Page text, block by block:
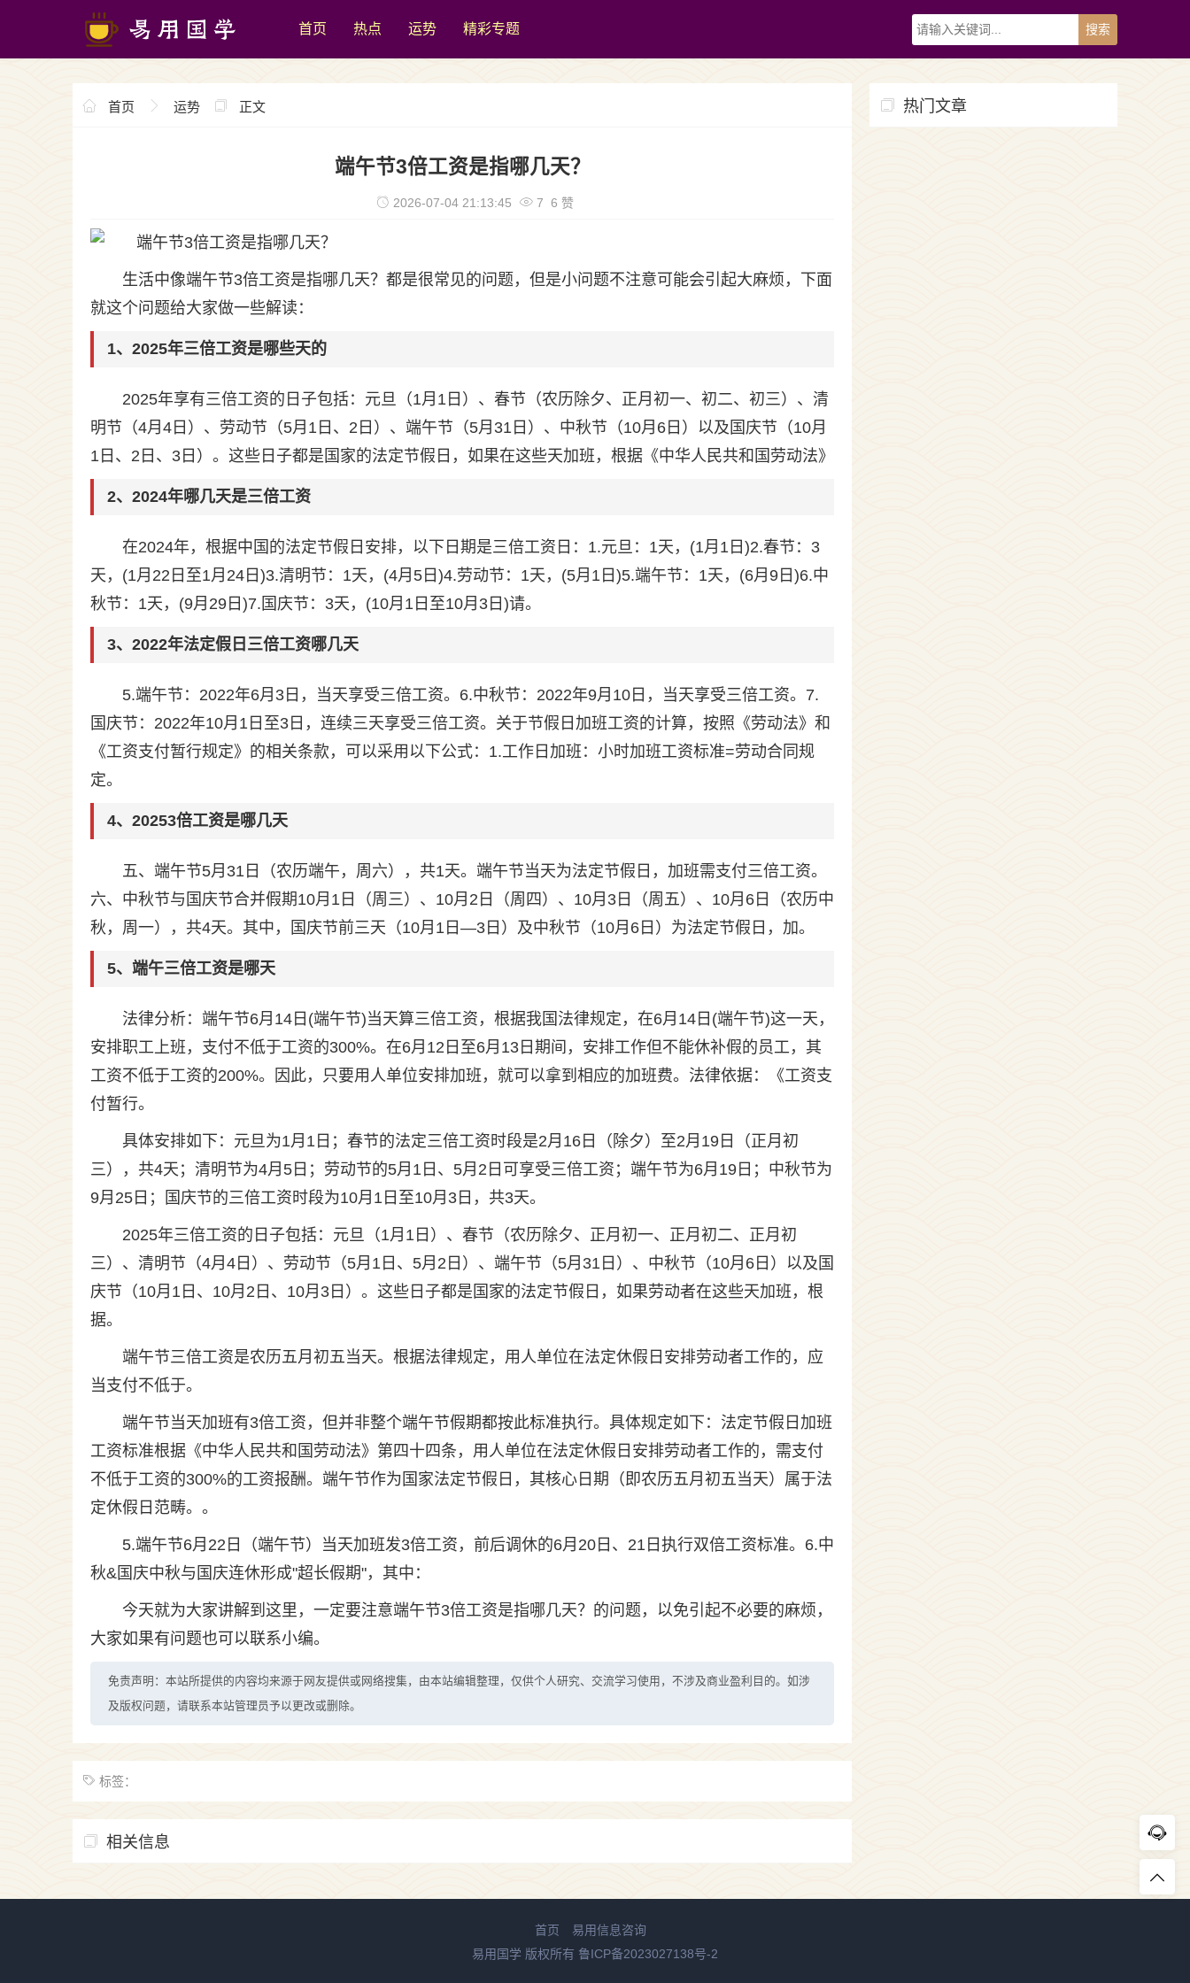
首页 热点 运势 精彩专题
首页 运势 正文
端午节3倍工资是指哪几天？
2026-07-04 21:13:45 7 6 赞
生活中像端午节3倍工资是指哪几天？都是很常见的问题，但是小问题不注意可能会引起大麻烦，下面
就这个问题给大家做一些解读：
1、2025年三倍工资是哪些天的
2025年享有三倍工资的日子包括：元旦（1月1日）、春节（农历除夕、正月初一、初二、初三）、清
明节（4月4日）、劳动节（5月1日、2日）、端午节（5月31日）、中秋节（10月6日）以及国庆节（10月
1日、2日、3日）。这些日子都是国家的法定节假日，如果在这些天加班，根据《中华人民共和国劳动法》
2、2024年哪几天是三倍工资
在2024年，根据中国的法定节假日安排，以下日期是三倍工资日：1.元旦：1天，(1月1日)2.春节：3
天，(1月22日至1月24日)3.清明节：1天，(4月5日)4.劳动节：1天，(5月1日)5.端午节：1天，(6月9日)6.中
秋节：1天，(9月29日)7.国庆节：3天，(10月1日至10月3日)请。
3、2022年法定假日三倍工资哪几天
5.端午节：2022年6月3日，当天享受三倍工资。6.中秋节：2022年9月10日，当天享受三倍工资。7.
国庆节：2022年10月1日至3日，连续三天享受三倍工资。关于节假日加班工资的计算，按照《劳动法》和
《工资支付暂行规定》的相关条款，可以采用以下公式：1.工作日加班：小时加班工资标准=劳动合同规
定。
4、20253倍工资是哪几天
五、端午节5月31日（农历端午，周六），共1天。端午节当天为法定节假日，加班需支付三倍工资。
六、中秋节与国庆节合并假期10月1日（周三）、10月2日（周四）、10月3日（周五）、10月6日（农历中
秋，周一），共4天。其中，国庆节前三天（10月1日—3日）及中秋节（10月6日）为法定节假日，加。
5、端午三倍工资是哪天
法律分析：端午节6月14日(端午节)当天算三倍工资，根据我国法律规定，在6月14日(端午节)这一天，
安排职工上班，支付不低于工资的300%。在6月12日至6月13日期间，安排工作但不能休补假的员工，其
工资不低于工资的200%。因此，只要用人单位安排加班，就可以拿到相应的加班费。法律依据：《工资支
付暂行。
具体安排如下：元旦为1月1日；春节的法定三倍工资时段是2月16日（除夕）至2月19日（正月初
三），共4天；清明节为4月5日；劳动节的5月1日、5月2日可享受三倍工资；端午节为6月19日；中秋节为
9月25日；国庆节的三倍工资时段为10月1日至10月3日，共3天。
2025年三倍工资的日子包括：元旦（1月1日）、春节（农历除夕、正月初一、正月初二、正月初
三）、清明节（4月4日）、劳动节（5月1日、5月2日）、端午节（5月31日）、中秋节（10月6日）以及国
庆节（10月1日、10月2日、10月3日）。这些日子都是国家的法定节假日，如果劳动者在这些天加班，根
据。
端午节三倍工资是农历五月初五当天。根据法律规定，用人单位在法定休假日安排劳动者工作的，应
当支付不低于。
端午节当天加班有3倍工资，但并非整个端午节假期都按此标准执行。具体规定如下：法定节假日加班
工资标准根据《中华人民共和国劳动法》第四十四条，用人单位在法定休假日安排劳动者工作的，需支付
不低于工资的300%的工资报酬。端午节作为国家法定节假日，其核心日期（即农历五月初五当天）属于法
定休假日范畴。。
5.端午节6月22日（端午节）当天加班发3倍工资，前后调休的6月20日、21日执行双倍工资标准。6.中
秋&国庆中秋与国庆连休形成"超长假期"，其中：
今天就为大家讲解到这里，一定要注意端午节3倍工资是指哪几天？的问题，以免引起不必要的麻烦，
大家如果有问题也可以联系小编。
免责声明：本站所提供的内容均来源于网友提供或网络搜集，由本站编辑整理，仅供个人研究、交流学习使用，不涉及商业盈利目的。如涉
及版权问题，请联系本站管理员予以更改或删除。
标签：
相关信息
热门文章
首页
易用信息咨询
易用国学 版权所有 鲁ICP备2023027138号-2